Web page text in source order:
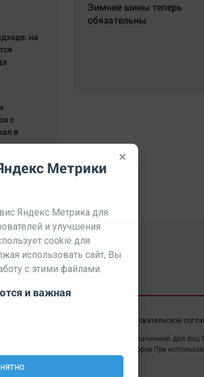
Зимние шины теперь
обязательны
на
с
в
Пользовательское
может содержать контент, предназначенный для лиц
совпадать с мнением отдельных авторов.При
×
Метрики
Яндекс Метрика для
и улучшения
cookie для
использовать сайт, Вы
с этими файлами.
и важная